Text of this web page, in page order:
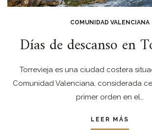
COMUNIDAD VALENCIANA
Días de descanso en
Torrevieja es una ciudad costera
Comunidad Valenciana, considerada
primer orden en el…
LEER MÁS